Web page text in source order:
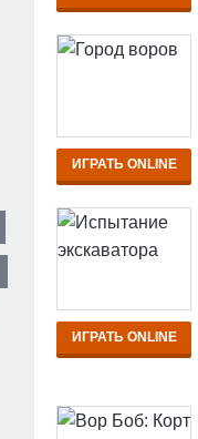
ИГРАТЬ ONLINE
ИГРАТЬ ONLINE